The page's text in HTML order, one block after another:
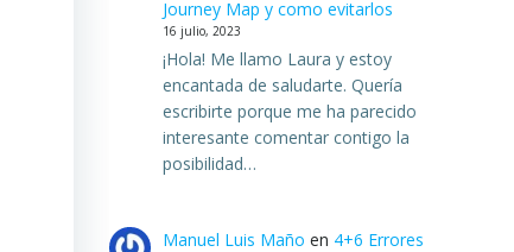
Journey Map y como evitarlos
16 julio, 2023
¡Hola! Me llamo Laura y estoy
encantada de saludarte. Quería
escribirte porque me ha parecido
interesante comentar contigo la
posibilidad…
Manuel Luis Maño en 4+6 Errores